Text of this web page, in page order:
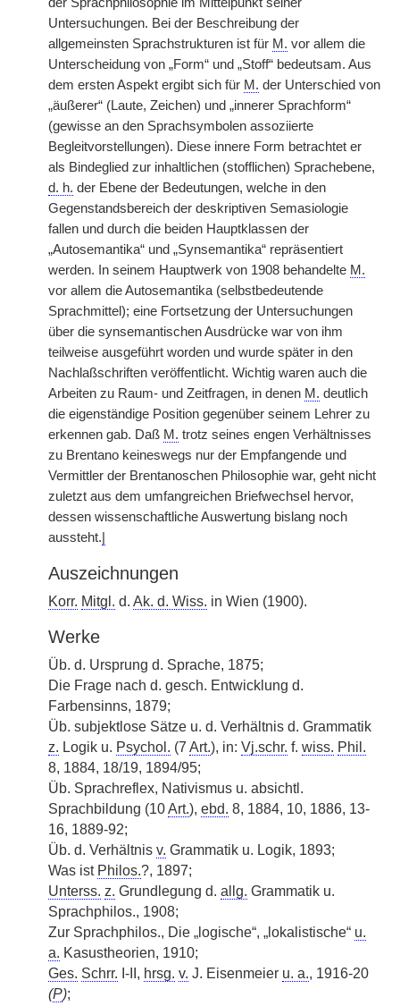
Untersuchungen. Bei der Beschreibung der
allgemeinsten Sprachstrukturen ist für M. vor allem die
Unterscheidung von „Form“ und „Stoff“ bedeutsam. Aus
dem ersten Aspekt ergibt sich für M. der Unterschied von
„äußerer“ (Laute, Zeichen) und „innerer Sprachform“
(gewisse an den Sprachsymbolen assoziierte
Begleitvorstellungen). Diese innere Form betrachtet er
als Bindeglied zur inhaltlichen (stofflichen) Sprachebene,
d. h. der Ebene der Bedeutungen, welche in den
Gegenstandsbereich der deskriptiven Semasiologie
fallen und durch die beiden Hauptklassen der
„Autosemantika“ und „Synsemantika“ repräsentiert
werden. In seinem Hauptwerk von 1908 behandelte M.
vor allem die Autosemantika (selbstbedeutende
Sprachmittel); eine Fortsetzung der Untersuchungen
über die synsemantischen Ausdrücke war von ihm
teilweise ausgeführt worden und wurde später in den
Nachlaßschriften veröffentlicht. Wichtig waren auch die
Arbeiten zu Raum- und Zeitfragen, in denen M. deutlich
die eigenständige Position gegenüber seinem Lehrer zu
erkennen gab. Daß M. trotz seines engen Verhältnisses
zu Brentano keineswegs nur der Empfangende und
Vermittler der Brentanoschen Philosophie war, geht nicht
zuletzt aus dem umfangreichen Briefwechsel hervor,
dessen wissenschaftliche Auswertung bislang noch
aussteht.
Auszeichnungen
Korr. Mitgl. d. Ak. d. Wiss. in Wien (1900).
Werke
Üb. d. Ursprung d. Sprache, 1875;
Die Frage nach d. gesch. Entwicklung d.
Farbensinns, 1879;
Üb. subjektlose Sätze u. d. Verhältnis d. Grammatik
z. Logik u. Psychol. (7 Art.), in: Vj.schr. f. wiss. Phil.
8, 1884, 18/19, 1894/95;
Üb. Sprachreflex, Nativismus u. absichtl.
Sprachbildung (10Art.), ebd. 8, 1884, 10, 1886, 13-
16, 1889-92;
Üb. d. Verhältnis v. Grammatik u. Logik, 1893;
Was ist Philos.?, 1897;
Unterss. z. Grundlegung d. allg. Grammatik u.
Sprachphilos., 1908;
Zur Sprachphilos., Die „logische“, „lokalistische“ u.
a. Kasustheorien, 1910;
Ges. Schrr. I-II, hrsg. v. J. Eisenmeier u. a., 1916-20
(P);